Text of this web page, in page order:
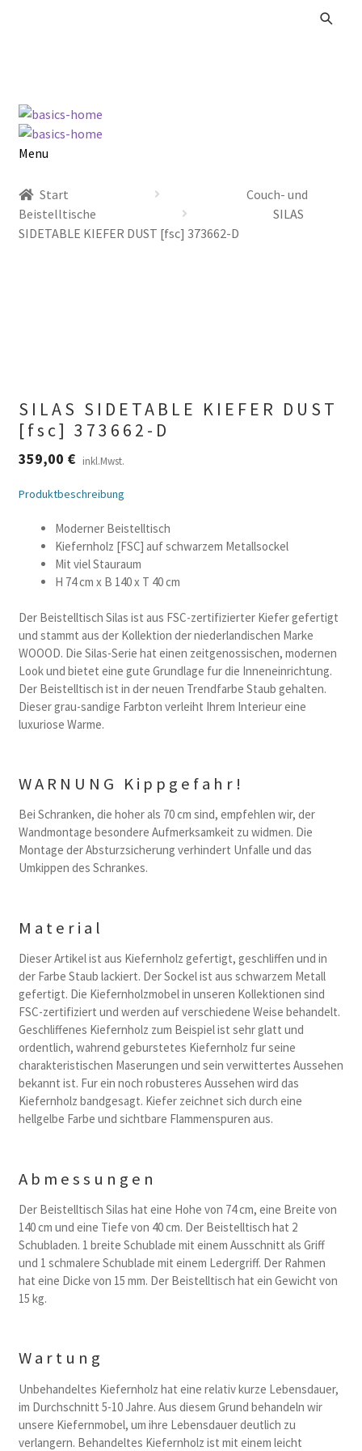
Zur
Navigation
springen
Zum
Inhalt
springen
Menu
Kataloge Landhaus
Start
Couch- und
Beistelltische
SILAS
SIDETABLE KIEFER DUST [fsc] 373662-D
SILAS SIDETABLE KIEFER DUST
[fsc] 373662-D
359,00 € inkl.Mwst.
Produktbeschreibung
Moderner Beistelltisch
Kiefernholz [FSC] auf schwarzem Metallsockel
Mit viel Stauraum
H 74 cm x B 140 x T 40 cm
Der Beistelltisch Silas ist aus FSC-zertifizierter Kiefer gefertigt
und stammt aus der Kollektion der niederlandischen Marke
WOOOD. Die Silas-Serie hat einen zeitgenossischen, modernen
Look und bietet eine gute Grundlage fur die Inneneinrichtung.
Der Beistelltisch ist in der neuen Trendfarbe Staub gehalten.
Dieser grau-sandige Farbton verleiht Ihrem Interieur eine
luxuriose Warme.
WARNUNG Kippgefahr!
Bei Schranken, die hoher als 70 cm sind, empfehlen wir, der
Wandmontage besondere Aufmerksamkeit zu widmen. Die
Montage der Absturzsicherung verhindert Unfalle und das
Umkippen des Schrankes.
Material
Dieser Artikel ist aus Kiefernholz gefertigt, geschliffen und in
der Farbe Staub lackiert. Der Sockel ist aus schwarzem Metall
gefertigt. Die Kiefernholzmobel in unseren Kollektionen sind
FSC-zertifiziert und werden auf verschiedene Weise behandelt.
Geschliffenes Kiefernholz zum Beispiel ist sehr glatt und
ordentlich, wahrend geburstetes Kiefernholz fur seine
charakteristischen Maserungen und sein verwittertes Aussehen
bekannt ist. Fur ein noch robusteres Aussehen wird das
Kiefernholz bandgesagt. Kiefer zeichnet sich durch eine
hellgelbe Farbe und sichtbare Flammenspuren aus.
Abmessungen
Der Beistelltisch Silas hat eine Hohe von 74 cm, eine Breite von
140 cm und eine Tiefe von 40 cm. Der Beistelltisch hat 2
Schubladen. 1 breite Schublade mit einem Ausschnitt als Griff
und 1 schmalere Schublade mit einem Ledergriff. Der Rahmen
hat eine Dicke von 15 mm. Der Beistelltisch hat ein Gewicht von
15 kg.
Wartung
Unbehandeltes Kiefernholz hat eine relativ kurze Lebensdauer,
im Durchschnitt 5-10 Jahre. Aus diesem Grund behandeln wir
unsere Kiefernmobel, um ihre Lebensdauer deutlich zu
verlangern. Behandeltes Kiefernholz ist mit einem leicht